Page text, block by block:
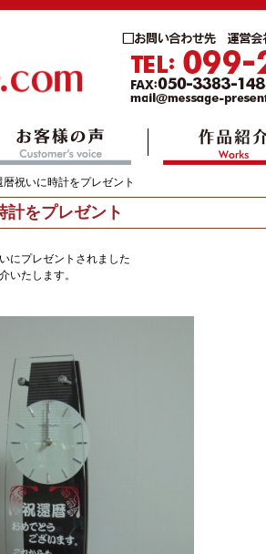
暦祝いに時計をプレゼント
計をプレゼント
にプレゼントされました
いたします。